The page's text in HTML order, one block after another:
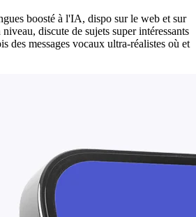
boosté à l'IA, dispo sur le web et sur
discute de sujets super intéressants
des messages vocaux ultra-réalistes où et